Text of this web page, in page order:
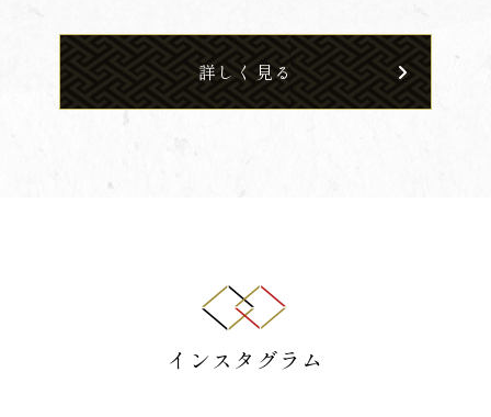
詳しく見る
インスタグラム